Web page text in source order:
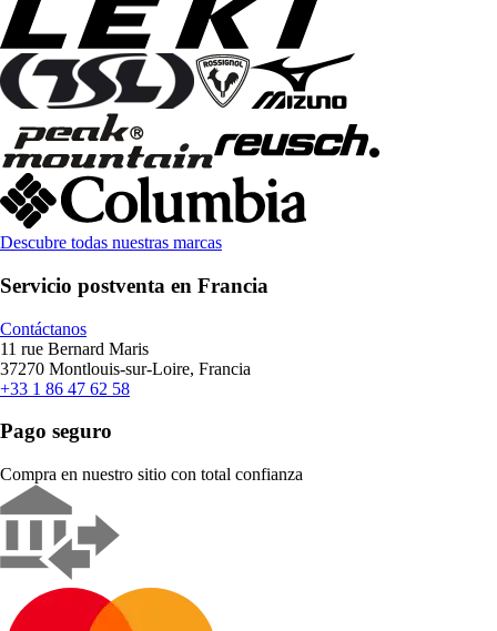
Descubre todas nuestras marcas
Servicio postventa en Francia
Contáctanos
11 rue Bernard Maris
37270 Montlouis-sur-Loire, Francia
+33 1 86 47 62 58
Pago seguro
Compra en nuestro sitio con total confianza